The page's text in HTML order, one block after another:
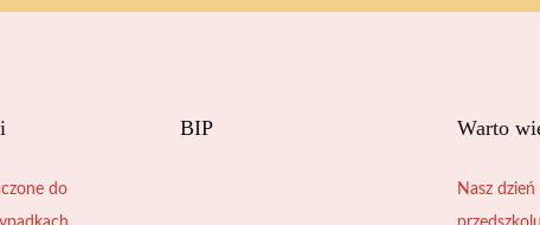
do
BIP Warto
Nasz dzień